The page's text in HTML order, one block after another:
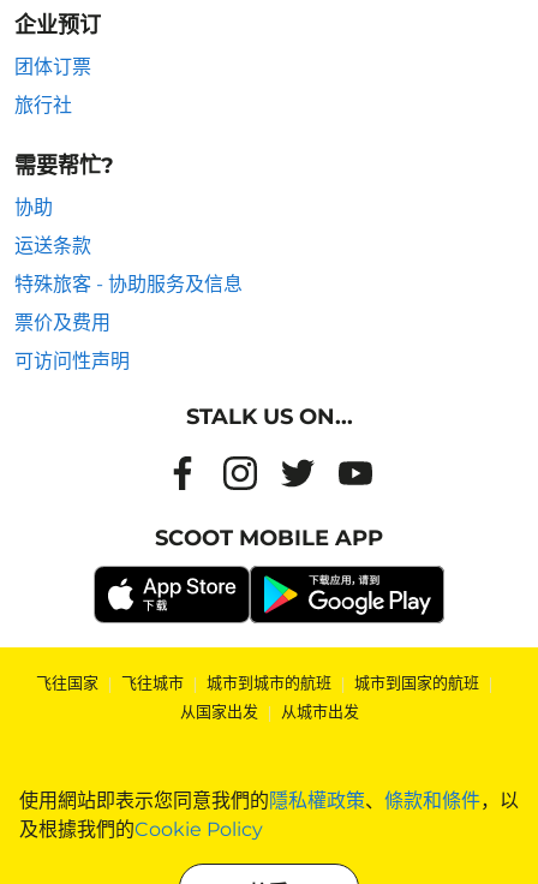
使用網站即表示您同意我們的隱私權政策、 條款和條件，以
及根據我們的Cookie Policy
企业预订
团体订票
旅行社
需要帮忙?
协助
运送条款
特殊旅客 - 协助服务及信息
票价及费用
可访问性声明
STALK US ON...
SCOOT MOBILE APP
飞往国家 | 飞往城市 | 城市到城市的航班 | 城市到国家的航班 |
从国家出发 | 从城市出发